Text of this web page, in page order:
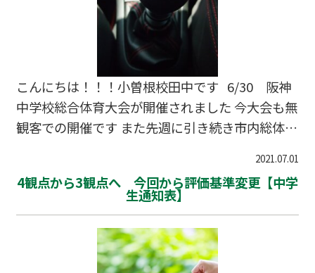
こんにちは！！！小曽根校田中です 6/30 阪神
中学校総合体育大会が開催されました 今大会も無
観客での開催です また先週に引き続き市内総体も
ち残らなければ引退になります 勝ち進むことが
できなかった中3生の 生徒さんは 最後の夏に向
2021.07.01
4観点から3観点へ 今回から評価基準変更【中学
生通知表】